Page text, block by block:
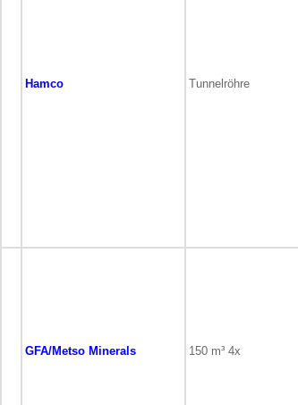
Hamco Tunnelröhre
GFA/Metso Minerals 150 m³ 4x